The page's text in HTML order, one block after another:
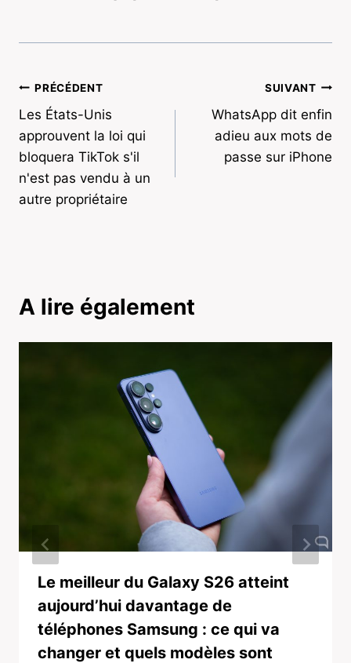
Navigation
de
l’article
PRÉCÉDENT
Les États-Unis
approuvent la loi qui
bloquera TikTok s'il
n'est pas vendu à un
autre propriétaire
SUIVANT
WhatsApp dit enfin
adieu aux mots de
passe sur iPhone
A lire également
Le meilleur du Galaxy S26 atteint
aujourd’hui davantage de
téléphones Samsung : ce qui va
changer et quels modèles sont